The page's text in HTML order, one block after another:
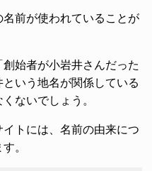
前が使われていることが
始者が小岩井さんだった
いう地名が関係している
ないでしょう。
トには、名前の由来につ
。